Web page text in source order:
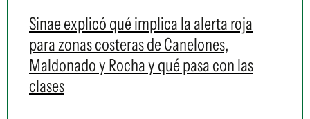
Sinae explicó qué implica la alerta roja
para zonas costeras de Canelones,
Maldonado y Rocha y qué pasa con las
clases